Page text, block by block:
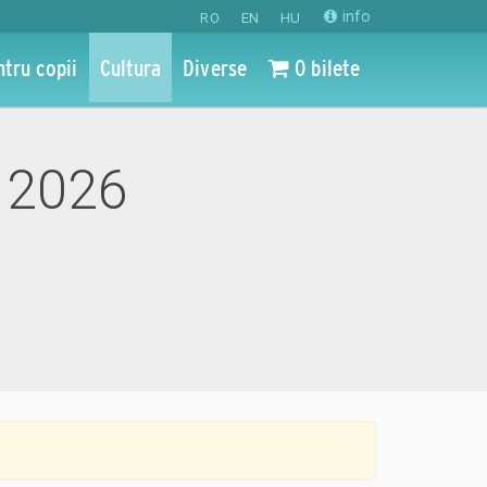
RO EN HU info
copii Cultura Diverse 0 bilete